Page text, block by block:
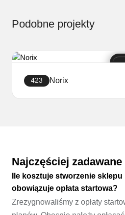
Podobne projekty
423 Norix
Najczęściej
Ile kosztuje stworzenie
obowiązuje opłata startowa?
Zrezygnowaliśmy z opłaty